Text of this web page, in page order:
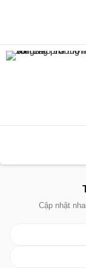
Cập nhật